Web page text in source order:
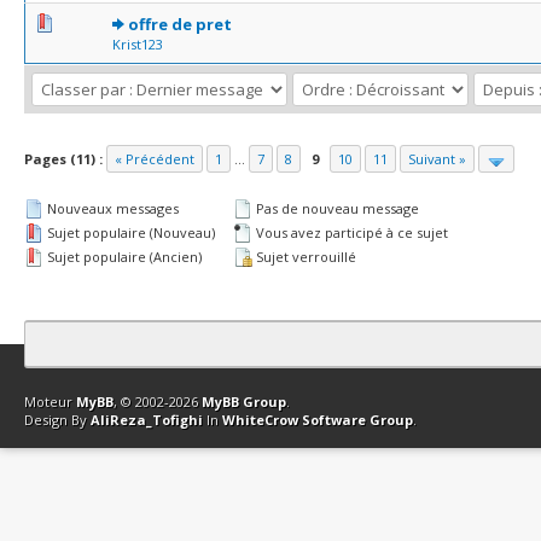
offre de pret
Krist123
0 Votes - 0 sur 5 en moyenne
12 345
Pages (11) : « Précédent 1 ... 7 8 9 10 11 Suivant »
Nouveaux messages
Sujet populaire (Nouveau)
Sujet populaire (Ancien)
Pas de nouveau message
Vous avez participé à ce sujet
Sujet verrouillé
Contact Club Affiliation Retourner en haut Version bas-débit
Moteur MyBB, © 2002-2026 MyBB Group.
Design By AliReza_Tofighi In WhiteCrow Software Group.